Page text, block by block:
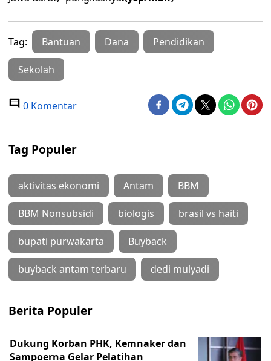
Tag: Bantuan Dana Pendidikan
Sekolah
0 Komentar
Tag Populer
aktivitas ekonomi Antam BBM
BBM Nonsubsidi biologis brasil vs haiti
bupati purwakarta Buyback
buyback antam terbaru dedi mulyadi
Berita Populer
Dukung Korban PHK, Kemnaker dan
Sampoerna Gelar Pelatihan